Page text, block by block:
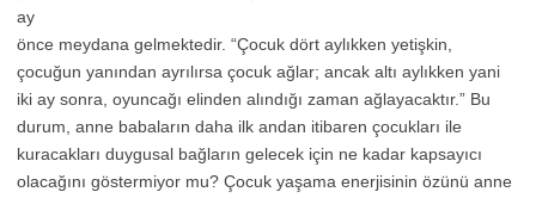
ay
önce meydana gelmektedir. “Çocuk dört aylıkken yetişkin,
çocuğun yanından ayrılırsa çocuk ağlar; ancak altı aylıkken yani
iki ay sonra, oyuncağı elinden alındığı zaman ağlayacaktır.” Bu
durum, anne babaların daha ilk andan itibaren çocukları ile
kuracakları duygusal bağların gelecek için ne kadar kapsayıcı
olacağını göstermiyor mu? Çocuk yaşama enerjisinin özünü anne